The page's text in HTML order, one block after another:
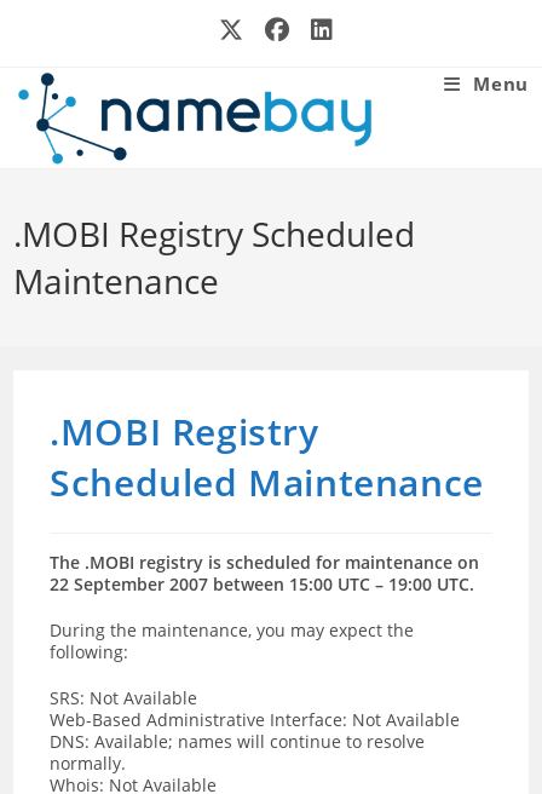
Menu
.MOBI Registry Scheduled
Maintenance
.MOBI Registry
Scheduled Maintenance
The .MOBI registry is scheduled for maintenance on
22 September 2007 between 15:00 UTC – 19:00 UTC.
During the maintenance, you may expect the
following:
SRS: Not Available
Web-Based Administrative Interface: Not Available
DNS: Available; names will continue to resolve
normally.
Whois: Not Available